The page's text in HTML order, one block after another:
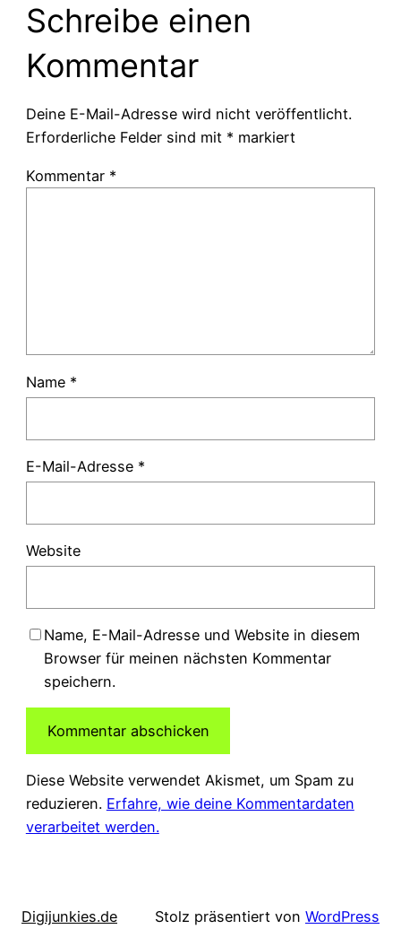
Schreibe einen
Kommentar
Deine E-Mail-Adresse wird nicht veröffentlicht.
Erforderliche Felder sind mit * markiert
Kommentar *
Name *
E-Mail-Adresse *
Website
Name, E-Mail-Adresse und Website in diesem
Browser für meinen nächsten Kommentar
speichern.
Diese Website verwendet Akismet, um Spam zu
reduzieren. Erfahre, wie deine Kommentardaten
verarbeitet werden.
Digijunkies.de Stolz präsentiert von WordPress